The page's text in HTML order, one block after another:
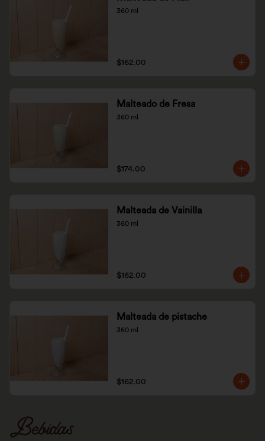
360 ml
$162.00
Malteado de Fresa
360 ml
$174.00
Malteada de Vainilla
360 ml
$162.00
Malteada de pistache
360 ml
$162.00
Bebidas